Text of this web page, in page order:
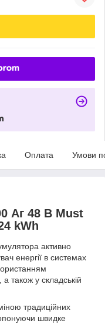
Оплата Умови
Аг 48 В Must
kWh
активно
енергії в системах
також у складській
традиційних
швидке